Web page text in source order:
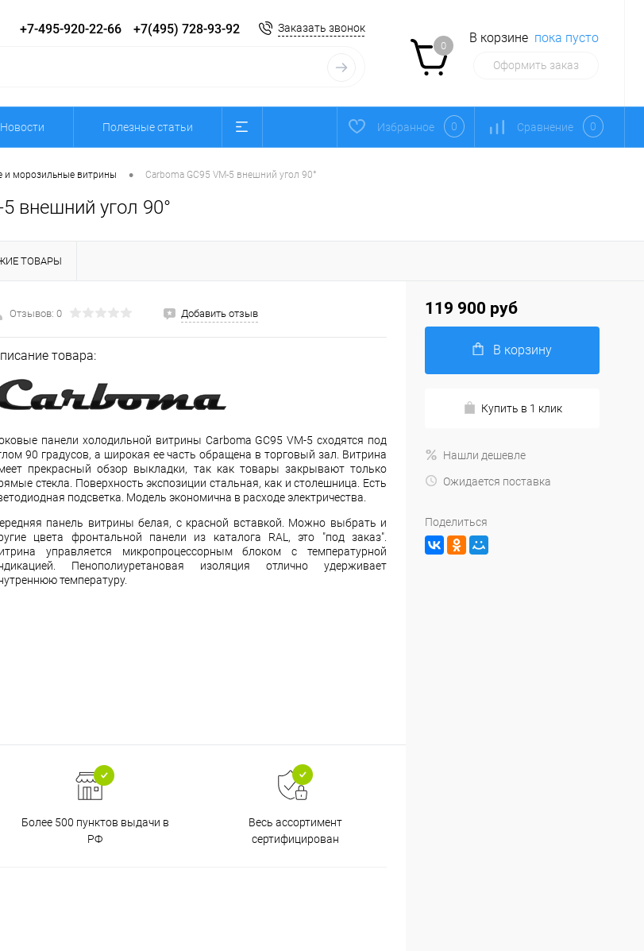
+7-495-920-22-66 +7(495) 728-93-92 Заказать звонок
0
В корзине пока пусто
Оформить заказ
Новости Полезные статьи Избранное 0 Сравнение 0
и морозильные витрины • Carboma GC95 VM-5 внешний угол 90°
внешний угол 90°
ТОВАРЫ
Отзывов: 0 Добавить отзыв
товара:
панели холодильной витрины Carboma GC95 VM-5 сходятся под
90 градусов, а широкая ее часть обращена в торговый зал. Витрина
прекрасный обзор выкладки, так как товары закрывают только
стекла. Поверхность экспозиции стальная, как и столешница. Есть
подсветка. Модель экономична в расходе электричества.
панель витрины белая, с красной вставкой. Можно выбрать и
цвета фронтальной панели из каталога RAL, это "под заказ".
управляется микропроцессорным блоком с температурной
Пенополиуретановая изоляция отлично удерживает
температуру.
Более 500 пунктов выдачи в
РФ
Весь ассортимент
сертифицирован
119 900 руб
В корзину
Купить в 1 клик
Нашли дешевле
Ожидается поставка
Поделиться